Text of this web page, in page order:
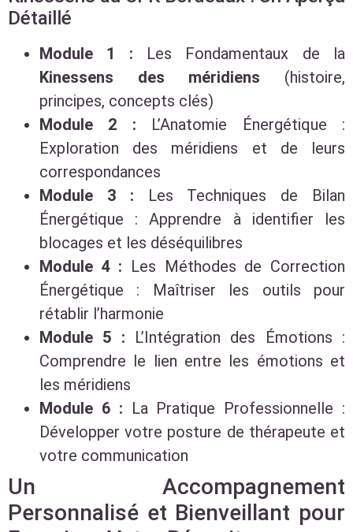
Détaillé
Module 1 : Les Fondamentaux de la
Kinessens des méridiens (histoire,
principes, concepts clés)
Module 2 : L’Anatomie Énergétique :
Exploration des méridiens et de leurs
correspondances
Module 3 : Les Techniques de Bilan
Énergétique : Apprendre à identifier les
blocages et les déséquilibres
Module 4 : Les Méthodes de Correction
Énergétique : Maîtriser les outils pour
rétablir l’harmonie
Module 5 : L’Intégration des Émotions :
Comprendre le lien entre les émotions et
les méridiens
Module 6 : La Pratique Professionnelle :
Développer votre posture de thérapeute et
votre communication
Un Accompagnement
Personnalisé et Bienveillant pour